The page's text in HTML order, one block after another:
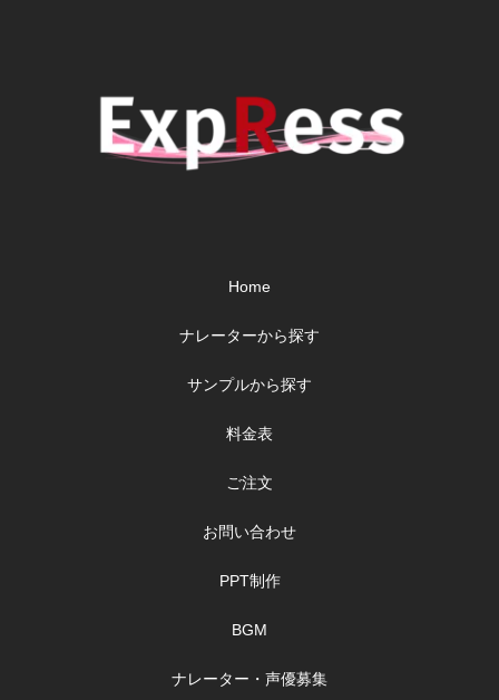
Home
ナレーターから探す
サンプルから探す
料金表
ご注文
お問い合わせ
PPT制作
BGM
ナレーター・声優募集